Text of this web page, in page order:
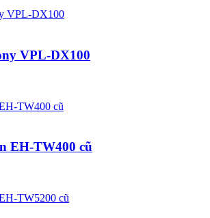
VPL-DX100
EH-TW400 cũ